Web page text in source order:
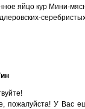
яйцо кур Мини-
пожалуйста! У Вас